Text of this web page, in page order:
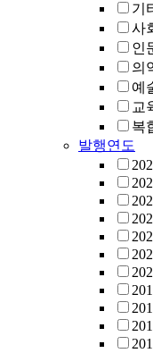
기
사
인
의
예
교
복
발행연도